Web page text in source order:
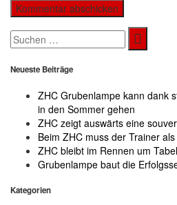
Search
for:
Neueste Beiträge
ZHC Grubenlampe kann dank
in den Sommer gehen
ZHC zeigt auswärts eine
Beim ZHC muss der Trainer
ZHC bleibt im Rennen um
Grubenlampe baut die
Kategorien